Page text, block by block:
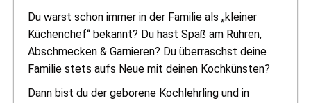
Du warst schon immer in der Familie als „kleiner
Küchenchef“ bekannt? Du hast Spaß am Rühren,
Abschmecken & Garnieren? Du überraschst deine
Familie stets aufs Neue mit deinen Kochkünsten?
Dann bist du der geborene Kochlehrling und in